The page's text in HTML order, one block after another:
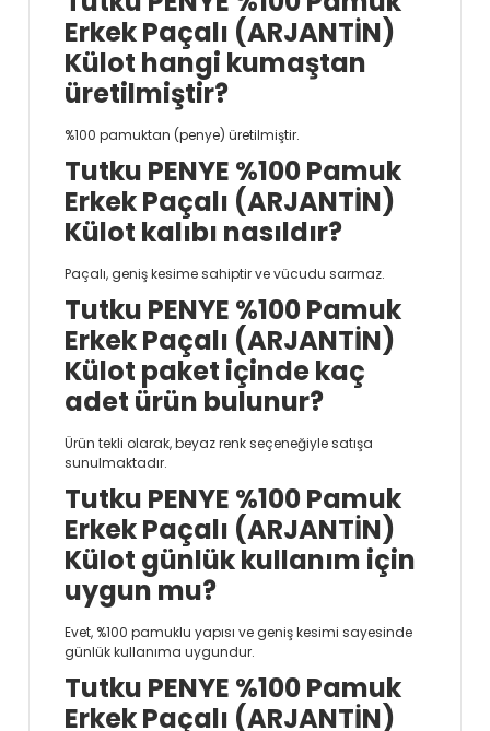
Erkek Paçalı (ARJANTİN)
Külot hangi kumaştan
üretilmiştir?
%100 pamuktan (penye) üretilmiştir.
Tutku PENYE %100 Pamuk
Erkek Paçalı (ARJANTİN)
Külot kalıbı nasıldır?
Paçalı, geniş kesime sahiptir ve vücudu sarmaz.
Tutku PENYE %100 Pamuk
Erkek Paçalı (ARJANTİN)
Külot paket içinde kaç
adet ürün bulunur?
Ürün tekli olarak, beyaz renk seçeneğiyle satışa
sunulmaktadır.
Tutku PENYE %100 Pamuk
Erkek Paçalı (ARJANTİN)
Külot günlük kullanım için
uygun mu?
Evet, %100 pamuklu yapısı ve geniş kesimi sayesinde
günlük kullanıma uygundur.
Tutku PENYE %100 Pamuk
Erkek Paçalı (ARJANTİN)